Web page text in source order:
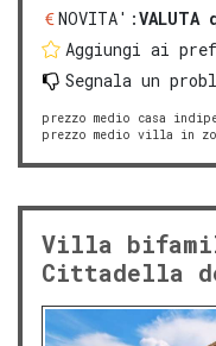
NOVITA':
Aggiungi ai
Segnala un
prezzo medio casa
prezzo medio villa in
Villa
Cittadella